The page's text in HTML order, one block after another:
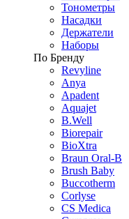
Тонометры
Насадки
Держатели
Наборы
По Бренду
Revyline
Anya
Apadent
Aquajet
B.Well
Biorepair
BioXtra
Braun Oral-B
Brush Baby
Buccotherm
Corlyse
CS Medica